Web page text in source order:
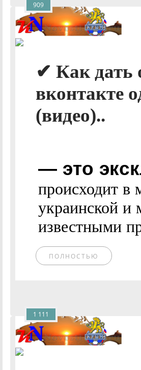
✔ Как дать
вконтакте
(видео)..
— это
происходит в
украинской и
известными
ПОЛНОСТЬЮ
909
1 111